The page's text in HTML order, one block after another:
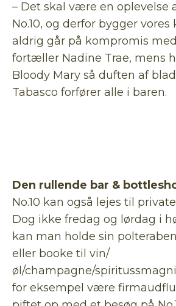
– Det skal være en oplevelse
No.10, og derfor bygger
aldrig går på kompromis
fortæller Nadine Trae, mens
Bloody Mary så duften af
Tabasco forfører alle i baren.
Den rullende bar &
No.10 kan også lejes til
Dog ikke fredag og lørdag i
kan man holde sin
eller booke til vin/
øl/champagne/
for eksempel være